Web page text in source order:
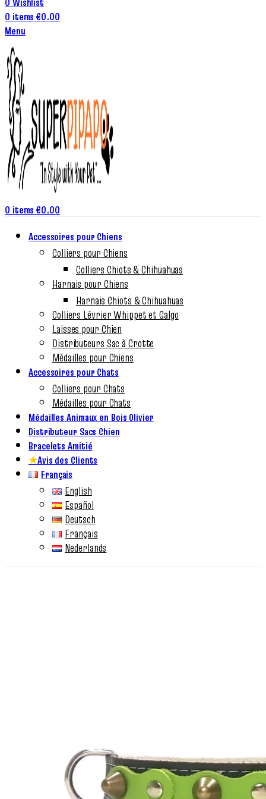
0 items €0.00
Menu
0 items €0.00
Accessoires pour Chiens
Colliers pour Chiens
Colliers Chiots & Chihuahuas
Harnais pour Chiens
Harnais Chiots & Chihuahuas
Colliers Lévrier Whippet et Galgo
Laisses pour Chien
Distributeurs Sac à Crotte
Médailles pour Chiens
Accessoires pour Chats
Colliers pour Chats
Médailles pour Chats
Médailles Animaux en Bois Olivier
Distributeur Sacs Chien
Bracelets Amitié
★Avis des Clients
Français
English
Español
Deutsch
Français
Nederlands